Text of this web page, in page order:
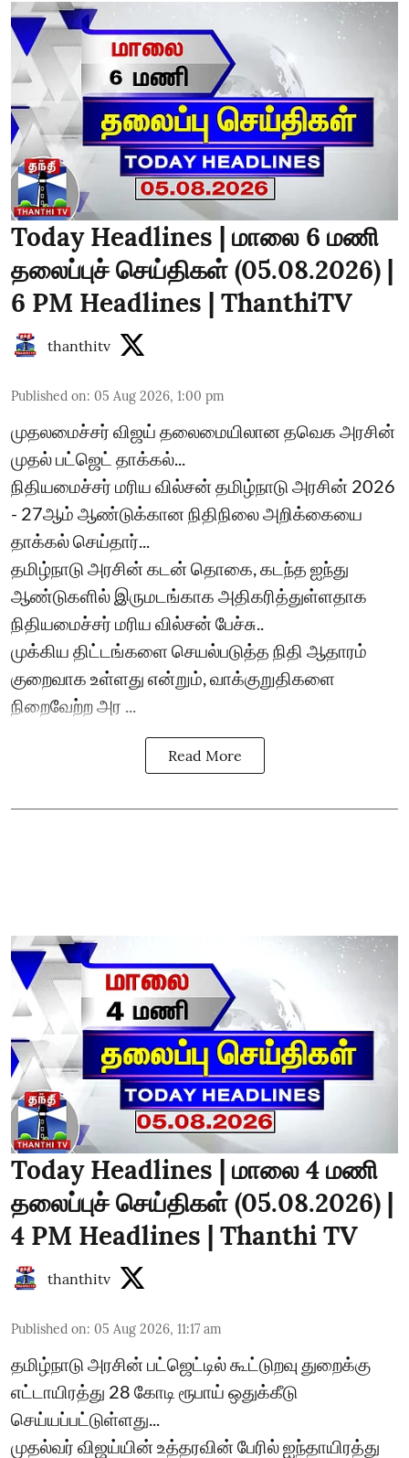
Today Headlines | மாலை 6 மணி
தலைப்புச் செய்திகள் (05.08.2026) |
6 PM Headlines | ThanthiTV
thanthitv
Published on: 05 Aug 2026, 1:00 pm
முதலமைச்சர் விஜய் தலைமையிலான தவெக அரசின்
முதல் பட்ஜெட் தாக்கல்...
நிதியமைச்சர் மரிய வில்சன் தமிழ்நாடு அரசின் 2026
- 27ஆம் ஆண்டுக்கான நிதிநிலை அறிக்கையை
தாக்கல் செய்தார்...
தமிழ்நாடு அரசின் கடன் தொகை, கடந்த ஐந்து
ஆண்டுகளில் இருமடங்காக அதிகரித்துள்ளதாக
நிதியமைச்சர் மரிய வில்சன் பேச்சு..
முக்கிய திட்டங்களை செயல்படுத்த நிதி ஆதாரம்
குறைவாக உள்ளது என்றும், வாக்குறுதிகளை
நிறைவேற்ற அர ...
Read More
Today Headlines | மாலை 4 மணி
தலைப்புச் செய்திகள் (05.08.2026) |
4 PM Headlines | Thanthi TV
thanthitv
Published on: 05 Aug 2026, 11:17 am
தமிழ்நாடு அரசின் பட்ஜெட்டில் கூட்டுறவு துறைக்கு
எட்டாயிரத்து 28 கோடி ரூபாய் ஒதுக்கீடு
செய்யப்பட்டுள்ளது...
முதல்வர் விஜய்யின் உத்தரவின் பேரில் ஐந்தாயிரத்து